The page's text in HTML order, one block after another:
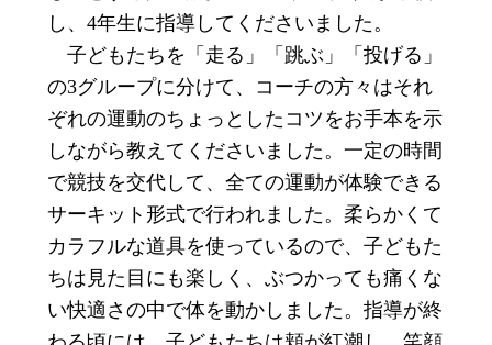
し、4年生に指導してくださいました。
子どもたちを「走る」「跳ぶ」「投げる」
の3グループに分けて、コーチの方々はそれ
ぞれの運動のちょっとしたコツをお手本を示
しながら教えてくださいました。一定の時間
で競技を交代して、全ての運動が体験できる
サーキット形式で行われました。柔らかくて
カラフルな道具を使っているので、子どもた
ちは見た目にも楽しく、ぶつかっても痛くな
い快適さの中で体を動かしました。指導が終